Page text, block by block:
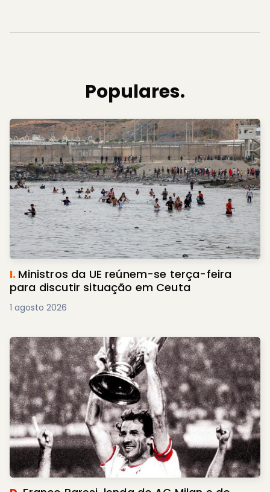
Populares.
I. Ministros da UE reúnem-se terça-feira
para discutir situação em Ceuta
1 agosto 2026